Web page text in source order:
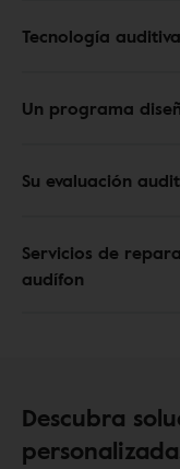
Tecnología
Un programa
Su evaluación
Servicios de
audífon
Descubra